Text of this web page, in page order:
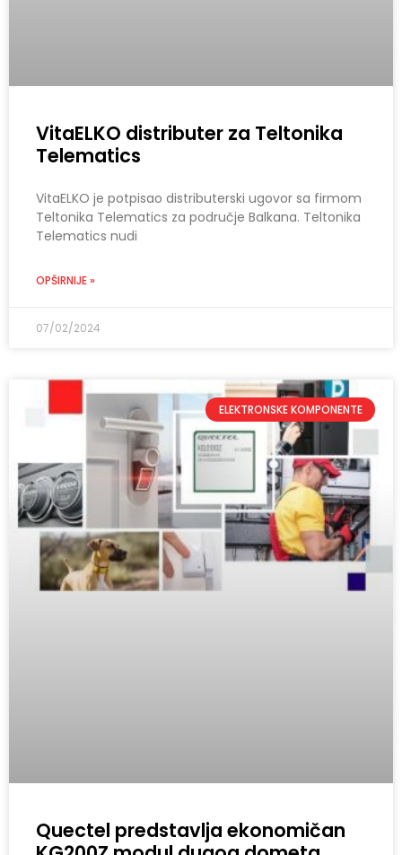
VitaELKO distributer za Teltonika
Telematics
VitaELKO je potpisao distributerski ugovor sa firmom
Teltonika Telematics za područje Balkana. Teltonika
Telematics nudi
OPŠIRNIJE »
07/02/2024
ELEKTRONSKE KOMPONENTE
Quectel predstavlja ekonomičan